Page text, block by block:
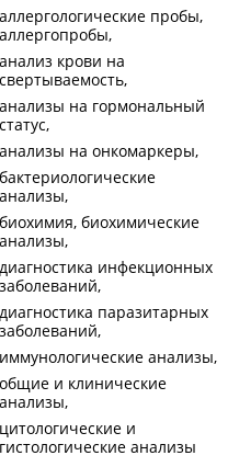
аллергологические пробы,
аллергопробы
анализ крови на
свертываемость
анализы на гормональный
статус
анализы на онкомаркеры
бактериологические
анализы
биохимия, биохимические
анализы
диагностика инфекционных
заболеваний
диагностика паразитарных
заболеваний
иммунологические анализы
общие и клинические
анализы
цитологические и
гистологические анализы